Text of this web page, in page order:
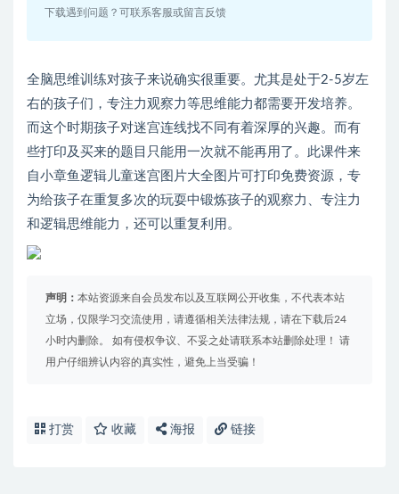
下载遇到问题？可联系客服或留言反馈
全脑思维训练对孩子来说确实很重要。尤其是处于2-5岁左
右的孩子们，专注力观察力等思维能力都需要开发培养。
而这个时期孩子对迷宫连线找不同有着深厚的兴趣。而有
些打印及买来的题目只能用一次就不能再用了。此课件来
自小章鱼逻辑儿童迷宫图片大全图片可打印免费资源，专
为给孩子在重复多次的玩耍中锻炼孩子的观察力、专注力
和逻辑思维能力，还可以重复利用。
声明： 本站资源来自会员发布以及互联网公开收集，不代表本站
立场，仅限学习交流使用，请遵循相关法律法规，请在下载后24
小时内删除。 如有侵权争议、不妥之处请联系本站删除处理！ 请
用户仔细辨认内容的真实性，避免上当受骗！
打赏 收藏 海报 链接